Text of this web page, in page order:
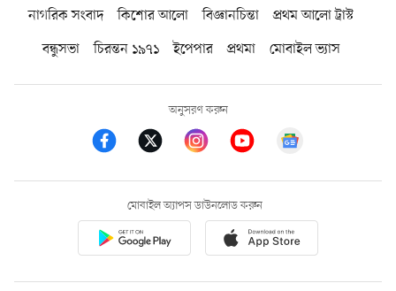
নাগরিক সংবাদ কিশোর আলো বিজ্ঞানচিন্তা
প্রথম আলো ট্রাস্ট
বন্ধুসভা
চিরন্তন ১৯৭১ ইপেপার প্রথমা মোবাইল ভ্যাস
অনুসরণ করুন
মোবাইল অ্যাপস ডাউনলোড করুন